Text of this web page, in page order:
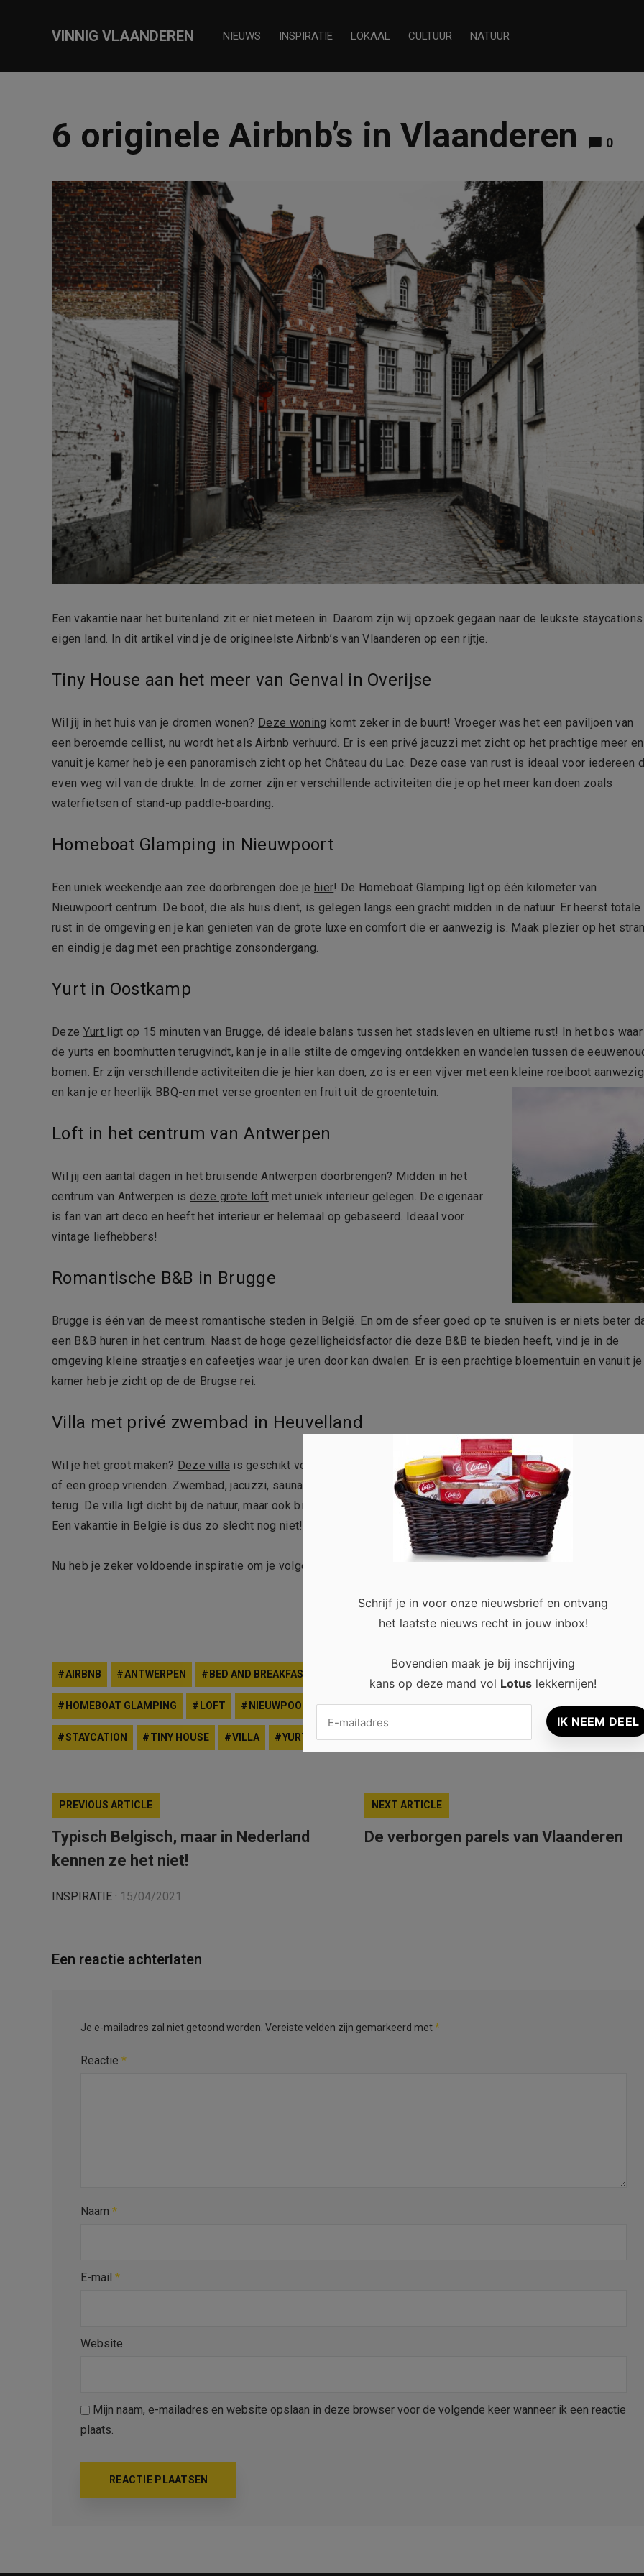
VINNIG VLAANDEREN NIEUWS INSPIRATIE LOKAAL CULTUUR NATUUR
6 originele Airbnb’s in Vlaanderen 0
Een vakantie naar het buitenland zit er niet meteen in. Daarom zijn wij opzoek gegaan naar de leukste
eigen land. In dit artikel vind je de origineelste Airbnb’s van Vlaanderen op een rijtje.
Tiny House aan het meer van Genval in Overijse
Wil jij in het huis van je dromen wonen? Deze woning komt zeker in de buurt! Vroeger was het een paviljoen van
een beroemde cellist, nu wordt het als Airbnb verhuurd. Er is een privé jacuzzi met zicht op het prachtige meer en
vanuit je kamer heb je een panoramisch zicht op het Château du Lac. Deze oase van rust is ideaal voor iedereen
even weg wil van de drukte. In de zomer zijn er verschillende activiteiten die je op het meer kan doen zoals
waterfietsen of stand-up paddle-boarding.
Homeboat Glamping in Nieuwpoort
Een uniek weekendje aan zee doorbrengen doe jehier! De Homeboat Glamping ligt op één kilometer van
Nieuwpoort centrum. De boot, die als huis dient, is gelegen langs een gracht midden in de natuur. Er heerst totale
rust in de omgeving en je kan genieten van de grote luxe en comfort die er aanwezig is. Maak plezier op het
en eindig je dag met een prachtige zonsondergang.
Yurt in Oostkamp
Deze Yurt ligt op 15 minuten van Brugge, dé ideale balans tussen het stadsleven en ultieme rust! In het bos waar
de yurts en boomhutten terugvindt, kan je in alle stilte de omgeving ontdekken en wandelen tussen de
bomen. Er zijn verschillende activiteiten die je hier kan doen, zo is er een vijver met een kleine roeiboot aanwezig
en kan je er heerlijk BBQ-en met verse groenten en fruit uit de groentetuin.
Loft in het centrum van Antwerpen
Wil jij een aantal dagen in het bruisende Antwerpen doorbrengen? Midden in het
centrum van Antwerpen isdeze grote loft met uniek interieur gelegen. De eigenaar
is fan van art deco en heeft het interieur er helemaal op gebaseerd. Ideaal voor
vintage liefhebbers!
Romantische B&B in Brugge
Brugge is één van de meest romantische steden in België. En om de sfeer goed op te snuiven is er niets beter
een B&B huren in het centrum. Naast de hoge gezelligheidsfactor die deze B&B te bieden heeft, vind je in de
omgeving kleine straatjes en cafeetjes waar je uren door kan dwalen. Er is een prachtige bloementuin en vanuit je
kamer heb je zicht op de de Brugse rei.
Villa met privé zwembad in Heuvelland
Wil je het groot maken? Deze villais geschikt voor zes personen. Je kan er helemaal tot rust komen met je familie
of een groep vrienden. Zwembad, jacuzzi, sauna,… alle faciliteiten om je een droomverblijf te bezorgen vind je hier
terug. De villa ligt dicht bij de natuur, maar ook bij winkels en restaurants, je krijgt het beste van de twee werelden.
Een vakantie in België is dus zo slecht nog niet!
Nu heb je zeker voldoende inspiratie om je volgende staycation te plannen!
AIRBNB ANTWERPEN BED AND BREAKFAST HEUVELLAND
HOMEBOAT GLAMPING LOFT NIEUWPOORT OOSTKAMP OVERIJSE PRIVÉZWEMBAD
STAYCATION TINY HOUSE VILLA YURT
PREVIOUS ARTICLE
Typisch Belgisch, maar in Nederland
kennen ze het niet!
NEXT ARTICLE
De verborgen parels van Vlaanderen
INSPIRATIE · 15/04/2021
Een reactie achterlaten
Je e-mailadres zal niet getoond worden. Vereiste velden zijn gemarkeerd met*
Reactie *
Naam *
E-mail *
Website
Mijn naam, e-mailadres en website opslaan in deze browser voor de volgende keer wanneer ik een reactie
plaats.
Schrijf je in voor onze nieuwsbrief en ontvang
het laatste nieuws recht in jouw inbox!
Bovendien maak je bij inschrijving
kans op deze mand vol Lotus lekkernijen!